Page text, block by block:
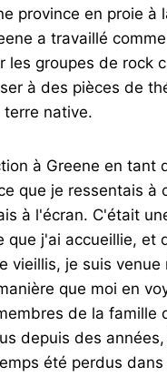
province en proie à
a travaillé
les groupes de rock
à des pièces de
native.
à Greene en tant
que je ressentais à
à l'écran. C'était
que j'ai accueillie, et
vieillis, je suis venue
que moi en
de la famille
depuis des
été perdus